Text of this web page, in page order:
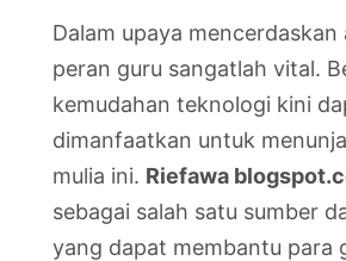
Dalam upaya mencerdaskan
peran guru sangatlah vital.
kemudahan teknologi kini
dimanfaatkan untuk
mulia ini. Riefawa
sebagai salah satu sumber
yang dapat membantu para